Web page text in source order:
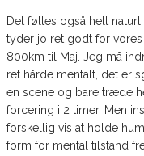
Det føltes også helt
tyder jo ret godt for vores
800km til Maj. Jeg må
ret hårde mentalt, det er
en scene og bare træde
forcering i 2 timer. Men
forskellig vis at holde
form for mental tilstand